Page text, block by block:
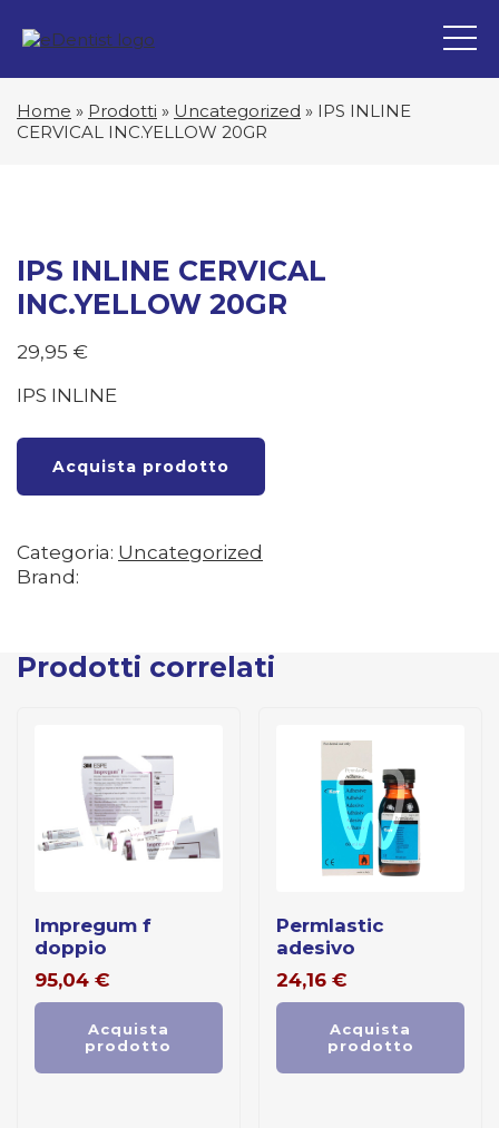
Home » Prodotti » Uncategorized » IPS INLINE
CERVICAL INC.YELLOW 20GR
IPS INLINE CERVICAL
INC.YELLOW 20GR
29,95 €
IPS INLINE
Acquista prodotto
Categoria: Uncategorized
Brand:
Prodotti correlati
impregum f
doppio
95,04 €
Acquista
prodotto
permlastic
adesivo
24,16 €
Acquista
prodotto